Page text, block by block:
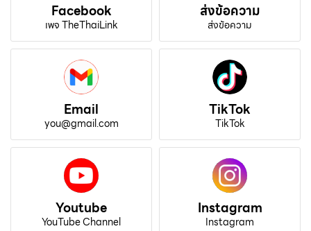
Facebook
เพจ TheThaiLink
ส่งข้อความ
ส่งข้อความ
Email
you@gmail.com
TikTok
TikTok
Youtube
YouTube Channel
Instagram
Instagram